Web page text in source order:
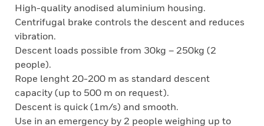
High-quality anodised aluminium housing.
Centrifugal brake controls the descent and reduces
vibration.
Descent loads possible from 30kg – 250kg (2
people).
Rope lenght 20-200 m as standard descent
capacity (up to 500 m on request).
Descent is quick (1m/s) and smooth.
Use in an emergency by 2 people weighing up to